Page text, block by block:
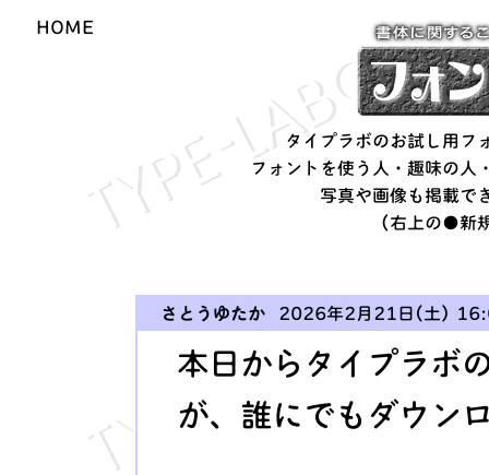
HOME
タイプラボのお試し用フォ
フォントを使う人・趣味の人
写真や画像も掲載できま
（右上の●新規投稿
さとうゆたか2026年2月21日(土)
本日からタイプラボ
が、誰にでもダウン